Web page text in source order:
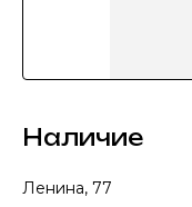
Наличие
Ленина, 77